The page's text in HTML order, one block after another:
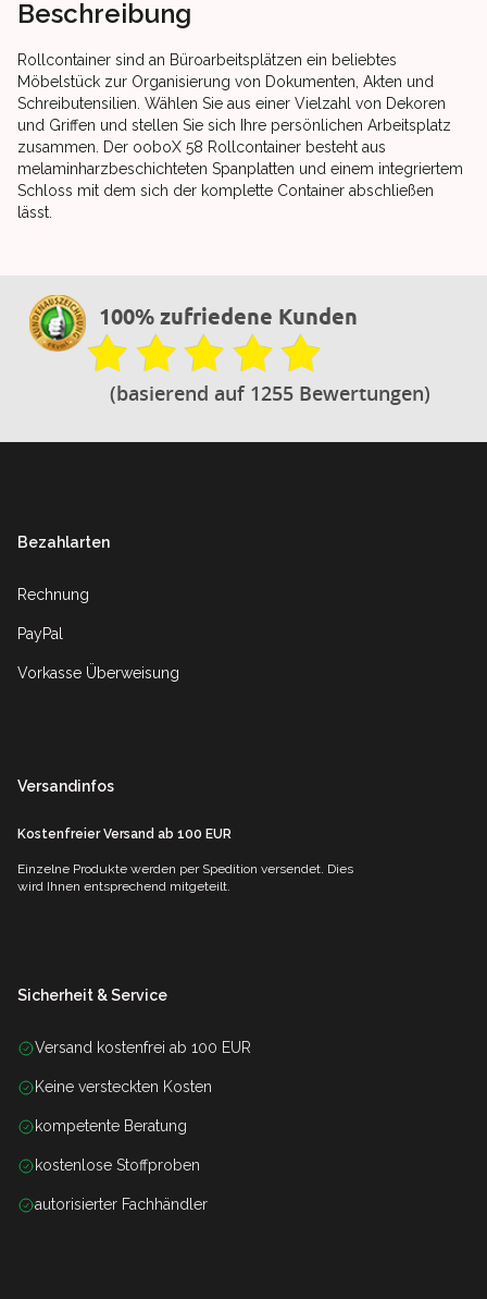
Beschreibung
Rollcontainer sind an Büroarbeitsplätzen ein beliebtes
Möbelstück zur Organisierung von Dokumenten, Akten und
Schreibutensilien. Wählen Sie aus einer Vielzahl von Dekoren
und Griffen und stellen Sie sich Ihre persönlichen Arbeitsplatz
zusammen. Der ooboX 58 Rollcontainer besteht aus
melaminharzbeschichteten Spanplatten und einem integriertem
Schloss mit dem sich der komplette Container abschließen
lässt.
100% zufriedene Kunden
(basierend auf 1255 Bewertungen)
Bezahlarten
Rechnung
PayPal
Vorkasse Überweisung
Versandinfos
Kostenfreier Versand ab 100 EUR
Einzelne Produkte werden per Spedition versendet. Dies
wird Ihnen entsprechend mitgeteilt.
Sicherheit & Service
Versand kostenfrei ab 100 EUR
Keine versteckten Kosten
kompetente Beratung
kostenlose Stoffproben
autorisierter Fachhändler